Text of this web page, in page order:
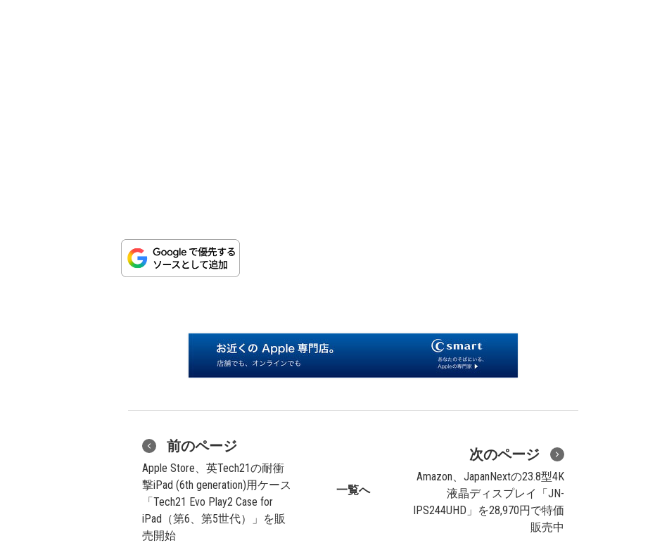
前のページ
Apple Store、英Tech21の耐衝
撃iPad (6th generation)用ケース
「Tech21 Evo Play2 Case for
iPad（第6、第5世代）」を販
売開始
一覧へ
次のページ
Amazon、JapanNextの23.8型4K
液晶ディスプレイ「JN-
IPS244UHD」を28,970円で特価
販売中